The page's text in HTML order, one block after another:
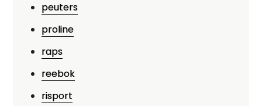
peuters
proline
raps
reebok
risport